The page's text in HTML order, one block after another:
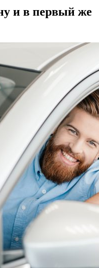
и в первый же